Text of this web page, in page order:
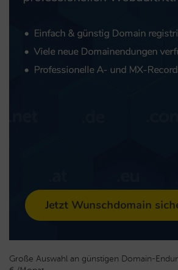
Große Auswahl an günstigen Domain-